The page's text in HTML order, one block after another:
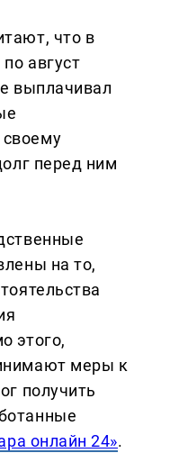
что в
август
выплачивал
перед ним
на то,
этого,
меры к
получить
онлайн 24».